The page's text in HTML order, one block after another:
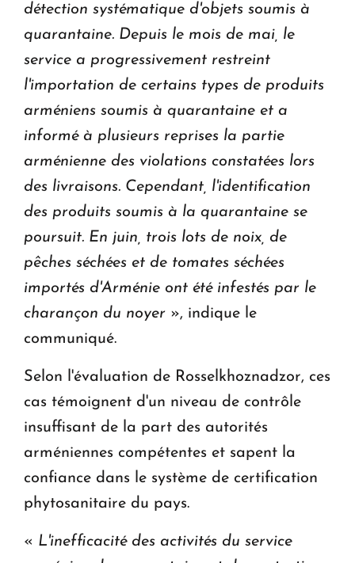
détection systématique d'objets soumis à
quarantaine. Depuis le mois de mai, le
service a progressivement restreint
l'importation de certains types de produits
arméniens soumis à quarantaine et a
informé à plusieurs reprises la partie
arménienne des violations constatées lors
des livraisons. Cependant, l'identification
des produits soumis à la quarantaine se
poursuit. En juin, trois lots de noix, de
pêches séchées et de tomates séchées
importés d'Arménie ont été infestés par le
charançon du noyer », indique le
communiqué.
Selon l'évaluation de Rosselkhoznadzor, ces
cas témoignent d'un niveau de contrôle
insuffisant de la part des autorités
arméniennes compétentes et sapent la
confiance dans le système de certification
phytosanitaire du pays.
« L'inefficacité des activités du service